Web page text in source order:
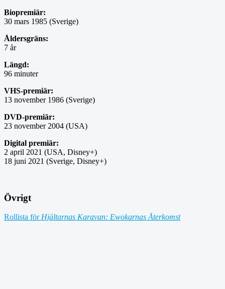
Biopremiär:
30 mars 1985 (Sverige)
Åldersgräns:
7 år
Längd:
96 minuter
VHS-premiär:
13 november 1986 (Sverige)
DVD-premiär:
23 november 2004 (USA)
Digital premiär:
2 april 2021 (USA, Disney+)
18 juni 2021 (Sverige, Disney+)
Övrigt
Rollista förHjältarnas Karavan: Ewokarnas Återkomst